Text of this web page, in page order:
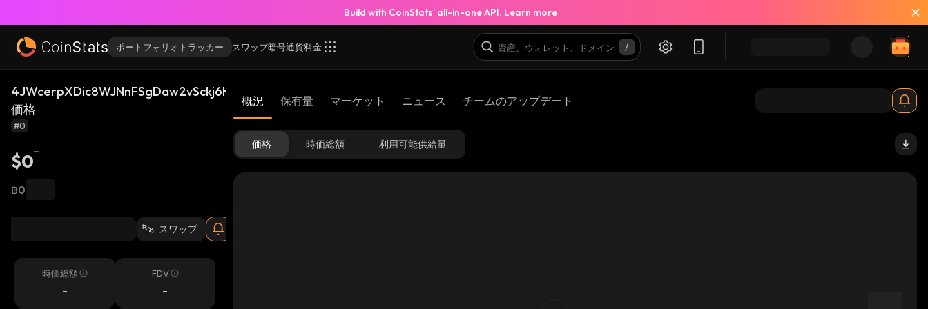
Build with CoinStats’ all-in-one API. Learn more
ポートフォリオトラッカー スワップ暗号通貨料金
4JWcerpXDic8WJNnFSgDaw2vSckj6HQHP4XLq4kqpump_solana
価格
4JWcerpXDic8WJNnFSgDaw2vSckj6HQHP4XLq4kqpump_solana
#0
$0
฿0
スワップ
時価総額
-
FDV
-
概況 保有量 マーケット ニュース チームのアップデート
価格 時価総額 利用可能供給量